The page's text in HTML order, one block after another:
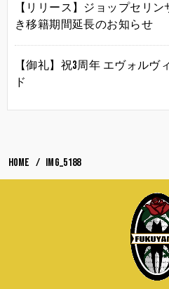
【リリース】ジョップセリ
き移籍期間延長のお知らせ
【御礼】祝3周年 エヴォル
ド
HOME IMG_5188